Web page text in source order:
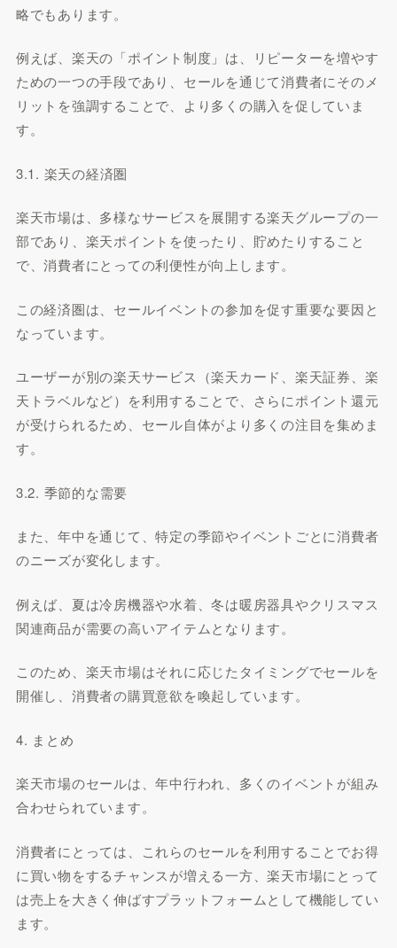
略でもあります。
例えば、楽天の「ポイント制度」は、リピーターを増やす
ための一つの手段であり、セールを通じて消費者にそのメ
リットを強調することで、より多くの購入を促していま
す。
3.1. 楽天の経済圏
楽天市場は、多様なサービスを展開する楽天グループの一
部であり、楽天ポイントを使ったり、貯めたりすること
で、消費者にとっての利便性が向上します。
この経済圏は、セールイベントの参加を促す重要な要因と
なっています。
ユーザーが別の楽天サービス（楽天カード、楽天証券、楽
天トラベルなど）を利用することで、さらにポイント還元
が受けられるため、セール自体がより多くの注目を集めま
す。
3.2. 季節的な需要
また、年中を通じて、特定の季節やイベントごとに消費者
のニーズが変化します。
例えば、夏は冷房機器や水着、冬は暖房器具やクリスマス
関連商品が需要の高いアイテムとなります。
このため、楽天市場はそれに応じたタイミングでセールを
開催し、消費者の購買意欲を喚起しています。
4. まとめ
楽天市場のセールは、年中行われ、多くのイベントが組み
合わせられています。
消費者にとっては、これらのセールを利用することでお得
に買い物をするチャンスが増える一方、楽天市場にとって
は売上を大きく伸ばすプラットフォームとして機能してい
ます。